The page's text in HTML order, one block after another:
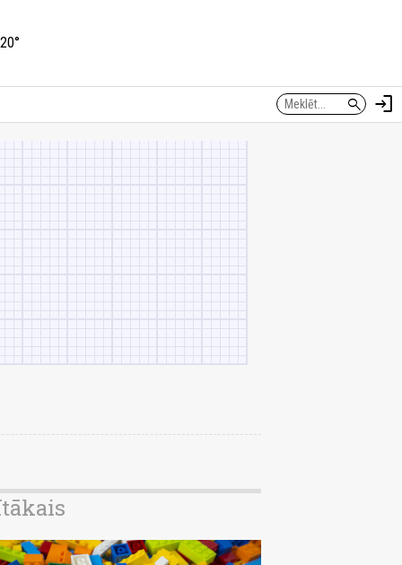
search login